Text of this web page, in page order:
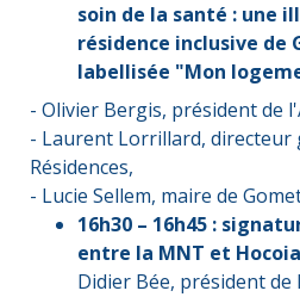
soin de la santé : une
résidence inclusive de
labellisée "Mon
- Olivier Bergis, président de
- Laurent Lorrillard, directeur
Résidences,
- Lucie Sellem, maire de
16h30 – 16h45 :
entre la MNT et Hocoia
Didier Bée, président